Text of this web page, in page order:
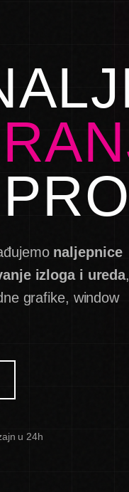
naljepnice
izloga i ureda,
grafike, window
u 24h